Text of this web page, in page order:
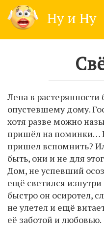
content
Ну и Ну
Лена в
опустевшему дому.
хотя разве можно
пришёл на поминки…
пришел вспомнить?
быть, они и не для
Дом, не успевший
ещё светился
быстро он осиротел,
не улетел и ещё
её заботой и любовью.